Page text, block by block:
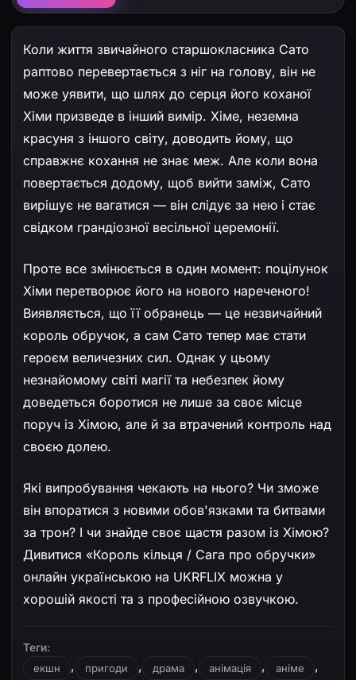
Коли життя звичайного старшокласника Сато
раптово перевертається з ніг на голову, він не
може уявити, що шлях до серця його коханої
Хіми призведе в інший вимір. Хіме, неземна
красуня з іншого світу, доводить йому, що
справжнє кохання не знає меж. Але коли вона
повертається додому, щоб вийти заміж, Сато
вирішує не вагатися — він слідує за нею і стає
свідком грандіозної весільної церемонії.
Проте все змінюється в один момент: поцілунок
Хіми перетворює його на нового нареченого!
Виявляється, що її обранець — це незвичайний
король обручок, а сам Сато тепер має стати
героєм величезних сил. Однак у цьому
незнайомому світі магії та небезпек йому
доведеться боротися не лише за своє місце
поруч із Хімою, але й за втрачений контроль над
своєю долею.
Які випробування чекають на нього? Чи зможе
він впоратися з новими обов'язками та битвами
за трон? І чи знайде своє щастя разом із Хімою?
Дивитися «Король кільця / Сага про обручки»
онлайн українською на UKRFLIX можна у
хорошій якості та з професійною озвучкою.
Теги:
екшн
, пригоди , драма , анімація , аніме ,